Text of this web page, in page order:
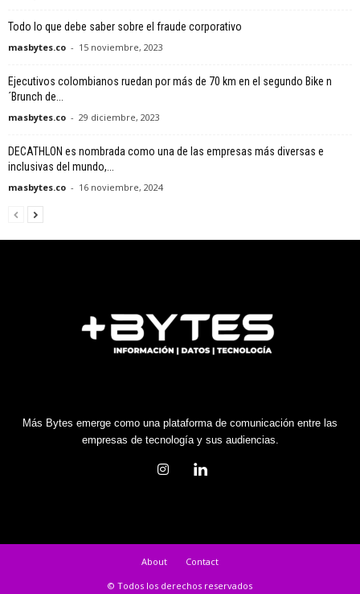
Todo lo que debe saber sobre el fraude corporativo
masbytes.co - 15 noviembre, 2023
Ejecutivos colombianos ruedan por más de 70 km en el segundo Bike n
´Brunch de...
masbytes.co - 29 diciembre, 2023
DECATHLON es nombrada como una de las empresas más diversas e
inclusivas del mundo,...
masbytes.co - 16 noviembre, 2024
Más Bytes emerge como una plataforma de comunicación entre las
empresas de tecnología y sus audiencias.
About
Contact
© Todos los derechos reservados